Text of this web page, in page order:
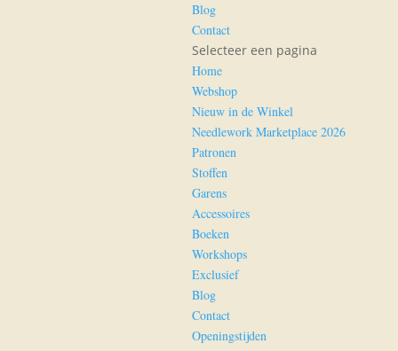
Blog
Contact
Selecteer een pagina
Home
Webshop
Nieuw in de Winkel
Needlework Marketplace 2026
Patronen
Stoffen
Garens
Accessoires
Boeken
Workshops
Exclusief
Blog
Contact
Openingstijden